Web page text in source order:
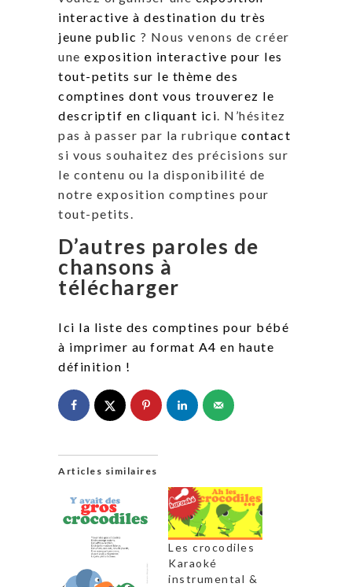
interactive à destination du très
jeune public ? Nous venons de créer
une exposition interactive pour les
tout-petits sur le thème des
comptines dont vous trouverez le
descriptif en cliquant ici . N’hésitez
pas à passer par la rubrique contact
si vous souhaitez des précisions sur
le contenu ou la disponibilité de
notre exposition comptines pour
tout-petits.
D’autres paroles de
chansons à
télécharger
Ici la liste des comptines pour bébé
à imprimer au format A4 en haute
définition !
Articles similaires
Les crocodiles
Karaoké
instrumental &